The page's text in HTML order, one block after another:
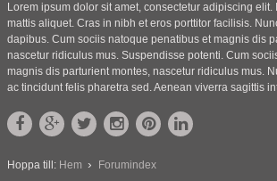
Lorem ipsum dolor sit amet, consectetur adipiscing elit.
mattis aliquet. Cras in nibh et eros porttitor facilisis.
dapibus. Cum sociis natoque penatibus et magnis dis
nascetur ridiculus mus. Suspendisse potenti. Cum
magnis dis parturient montes, nascetur ridiculus mus.
ac tincidunt felis pharetra sed. Aenean viverra sagittis
Hoppa till: Hem Forumindex